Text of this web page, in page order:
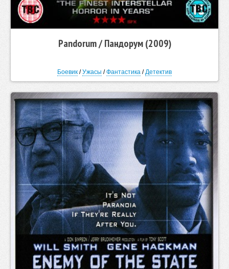
Pandorum / Пандорум (2009)
Боевик /Ужасы /Фантастика /Детектив